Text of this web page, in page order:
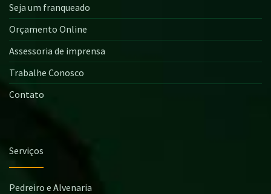
Seja um franqueado
Orçamento Online
Assessoria de imprensa
Trabalhe Conosco
Contato
Serviços
Pedreiro e Alvenaria